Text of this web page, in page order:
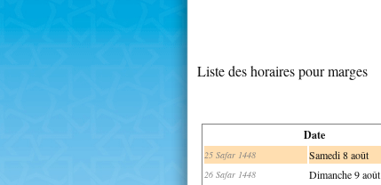
Liste des horaires pour marges
Date
25 Safar 1448 Samedi 8 août
26 Safar 1448 Dimanche 9 août